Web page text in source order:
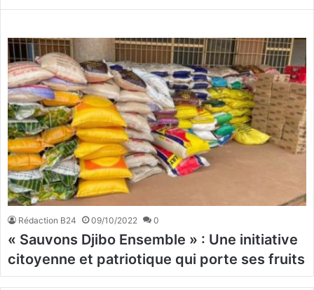
Rédaction B24 09/10/2022 0
« Sauvons Djibo Ensemble » : Une initiative
citoyenne et patriotique qui porte ses fruits